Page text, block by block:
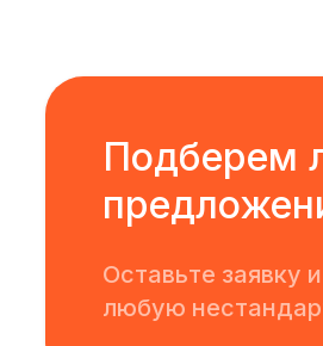
Подберем
Оставьте
любую